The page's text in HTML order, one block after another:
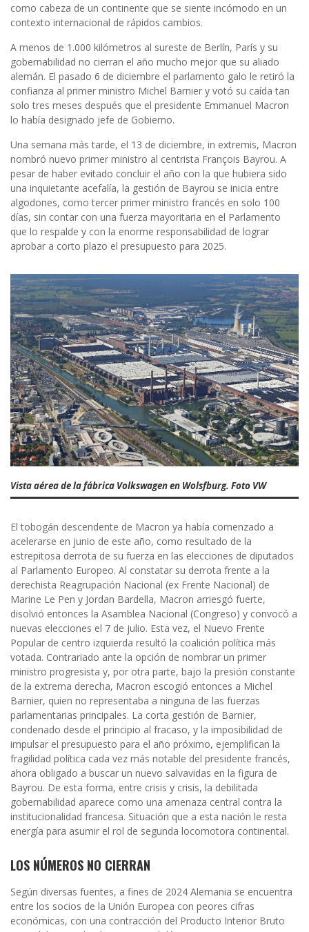
como cabeza de un continente que se siente incómodo en un
contexto internacional de rápidos cambios.
A menos de 1.000 kilómetros al sureste de Berlín, París y su
gobernabilidad no cierran el año mucho mejor que su aliado
alemán. El pasado 6 de diciembre el parlamento galo le retiró la
confianza al primer ministro Michel Barnier y votó su caída tan
solo tres meses después que el presidente Emmanuel Macron
lo había designado jefe de Gobierno.
Una semana más tarde, el 13 de diciembre, in extremis, Macron
nombró nuevo primer ministro al centrista François Bayrou. A
pesar de haber evitado concluir el año con la que hubiera sido
una inquietante acefalía, la gestión de Bayrou se inicia entre
algodones, como tercer primer ministro francés en solo 100
días, sin contar con una fuerza mayoritaria en el Parlamento
que lo respalde y con la enorme responsabilidad de lograr
aprobar a corto plazo el presupuesto para 2025.
Vista aérea de la fábrica Volkswagen en Wolsfburg. Foto VW
El tobogán descendente de Macron ya había comenzado a
acelerarse en junio de este año, como resultado de la
estrepitosa derrota de su fuerza en las elecciones de diputados
al Parlamento Europeo. Al constatar su derrota frente a la
derechista Reagrupación Nacional (ex Frente Nacional) de
Marine Le Pen y Jordan Bardella, Macron arriesgó fuerte,
disolvió entonces la Asamblea Nacional (Congreso) y convocó a
nuevas elecciones el 7 de julio. Esta vez, el Nuevo Frente
Popular de centro izquierda resultó la coalición política más
votada. Contrariado ante la opción de nombrar un primer
ministro progresista y, por otra parte, bajo la presión constante
de la extrema derecha, Macron escogió entonces a Michel
Barnier, quien no representaba a ninguna de las fuerzas
parlamentarias principales. La corta gestión de Barnier,
condenado desde el principio al fracaso, y la imposibilidad de
impulsar el presupuesto para el año próximo, ejemplifican la
fragilidad política cada vez más notable del presidente francés,
ahora obligado a buscar un nuevo salvavidas en la figura de
Bayrou. De esta forma, entre crisis y crisis, la debilitada
gobernabilidad aparece como una amenaza central contra la
institucionalidad francesa. Situación que a esta nación le resta
energía para asumir el rol de segunda locomotora continental.
LOS NÚMEROS NO CIERRAN
Según diversas fuentes, a fines de 2024 Alemania se encuentra
entre los socios de la Unión Europea con peores cifras
económicas, con una contracción del Producto Interior Bruto